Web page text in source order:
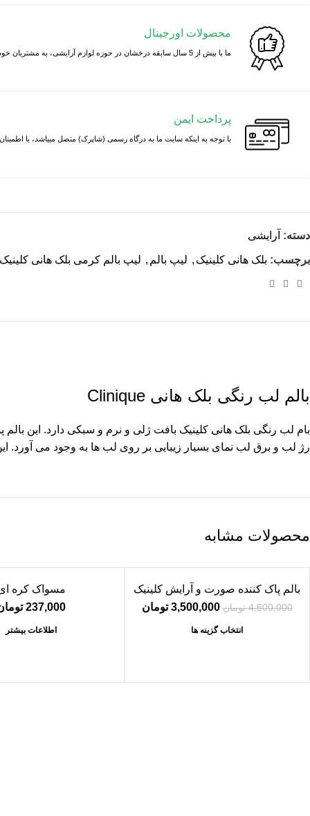
محصولات اورجینال
ما با بیش از 5 سال سابقه درخشان در حوزه لوازم آرایشی، به مشتریان خود فقط جنس اورجینال پیشنهاد میدهیم
پرداخت ایمن
با توجه به اینکه سایت ما به درگاه رسمی (شاپرک) متصل میباشد، با
دسته: آرایشی
برچسب: بلک هانی کلینیک , لیپ بالم , لیپ بالم کرمی بلک هانی کلینیک
بالم لب رنگی بلک هانی Clinique
بام لب رنگی بلک هانی کلینیک بافت ژلی و نرم و سبکی دارد. این
رژ لب و برق لب نمای بسیار زیبایی بر روی لب ها به وجود می آورد.
محصولات مشابه
-22%
بالم پاک کننده صورت و آرایش کلینیک
4,500,000 تومان قیمت اصلی: 4,500,000 تومان بود.
3,500,000 تومان
انتخاب گزینه ها
مسواک کره
237,000
اطلاعات بیشتر